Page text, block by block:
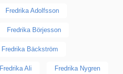
Fredrika Adolfsson
Fredrika Börjesson
Fredrika Bäckström
Fredrika Ali Fredrika Nygren